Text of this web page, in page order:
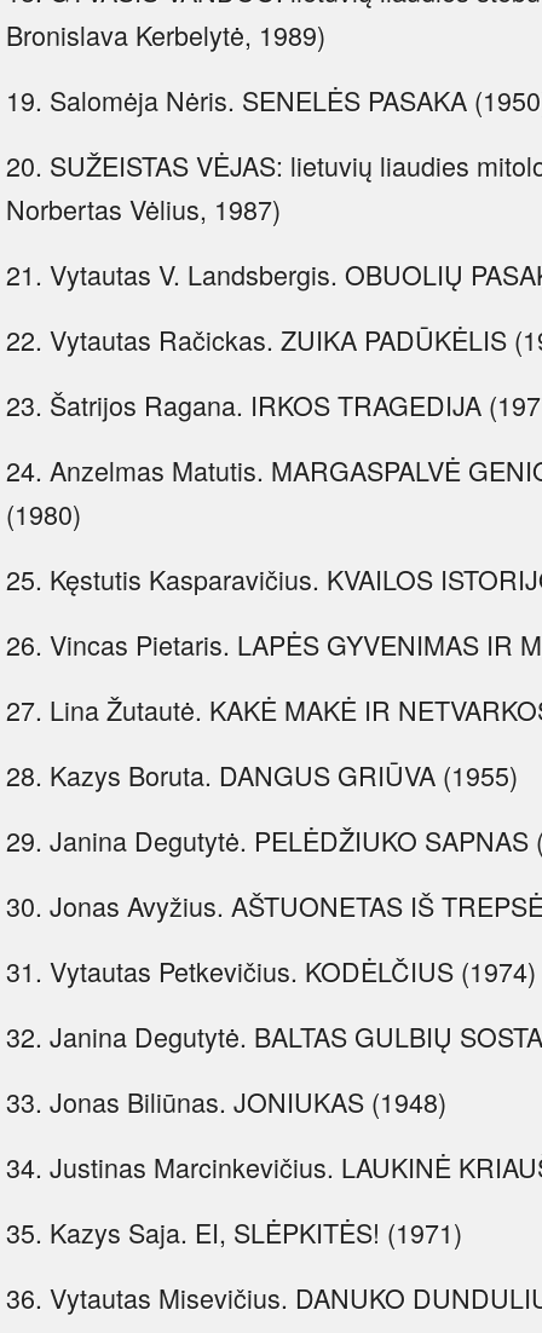
Bronislava Kerbelytė, 1989)
19. Salomėja Nėris. SENELĖS PASAKA
20. SUŽEISTAS VĖJAS: lietuvių liaudies
Norbertas Vėlius, 1987)
21. Vytautas V. Landsbergis. OBUOLIŲ
22. Vytautas Račickas. ZUIKA PADŪKĖLIS
23. Šatrijos Ragana. IRKOS TRAGEDIJA
24. Anzelmas Matutis. MARGASPALVĖ
(1980)
25. Kęstutis Kasparavičius. KVAILOS
26. Vincas Pietaris. LAPĖS GYVENIMAS IR
27. Lina Žutautė. KAKĖ MAKĖ IR
28. Kazys Boruta. DANGUS GRIŪVA (1955)
29. Janina Degutytė. PELĖDŽIUKO SAPNAS
30. Jonas Avyžius. AŠTUONETAS IŠ
31. Vytautas Petkevičius. KODĖLČIUS (1974)
32. Janina Degutytė. BALTAS GULBIŲ
33. Jonas Biliūnas. JONIUKAS (1948)
34. Justinas Marcinkevičius. LAUKINĖ
35. Kazys Saja. EI, SLĖPKITĖS! (1971)
36. Vytautas Misevičius. DANUKO